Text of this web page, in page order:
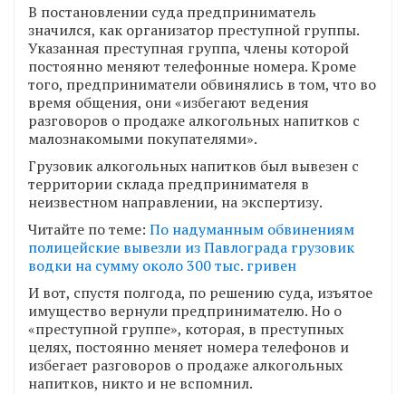
В постановлении суда предприниматель
значился, как организатор преступной группы.
Указанная преступная группа, члены которой
постоянно меняют телефонные номера. Кроме
того, предприниматели обвинялись в том, что во
время общения, они «избегают ведения
разговоров о продаже алкогольных напитков с
малознакомыми покупателями».
Грузовик алкогольных напитков был вывезен с
территории склада предпринимателя в
неизвестном направлении, на экспертизу.
Читайте по теме: По надуманным обвинениям
полицейские вывезли из Павлограда грузовик
водки на сумму около 300 тыс. гривен
И вот, спустя полгода, по решению суда, изъятое
имущество вернули предпринимателю. Но о
«преступной группе», которая, в преступных
целях, постоянно меняет номера телефонов и
избегает разговоров о продаже алкогольных
напитков, никто и не вспомнил.